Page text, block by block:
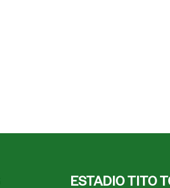
ESTADIO TITO